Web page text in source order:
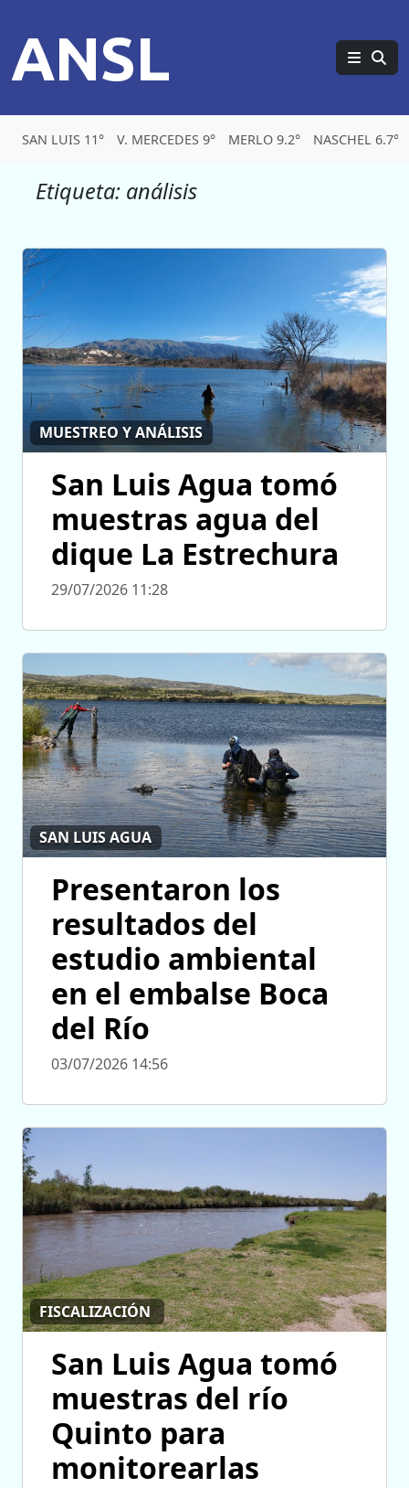
ANSL
SAN LUIS 11° V. MERCEDES 9° MERLO 9.2° NASCHEL 6.7°
Etiqueta: análisis
MUESTREO Y ANÁLISIS
San Luis Agua tomó
muestras agua del
dique La Estrechura
29/07/2026 11:28
SAN LUIS AGUA
Presentaron los
resultados del
estudio ambiental
en el embalse Boca
del Río
03/07/2026 14:56
FISCALIZACIÓN
San Luis Agua tomó
muestras del río
Quinto para
monitorearlas